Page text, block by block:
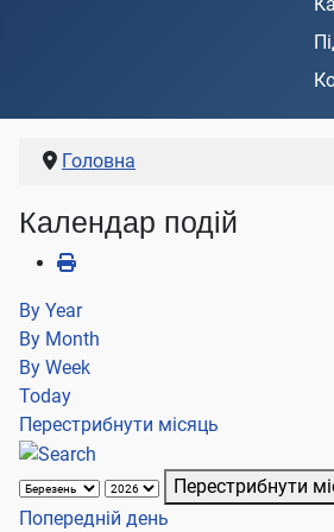
Головна
Календар подій
By Year
By Month
By Week
Today
Перестрибнути місяць
Перестрибнути
Попередній день